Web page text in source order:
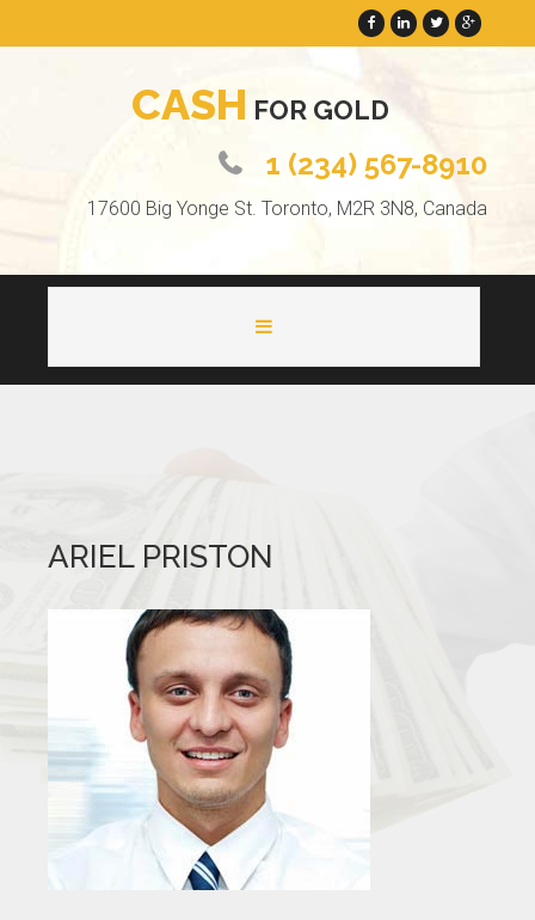
CASH FOR GOLD
1 (234) 567-8910
17600 Big Yonge St. Toronto, M2R 3N8, Canada
CONTACTS
ARIEL PRISTON